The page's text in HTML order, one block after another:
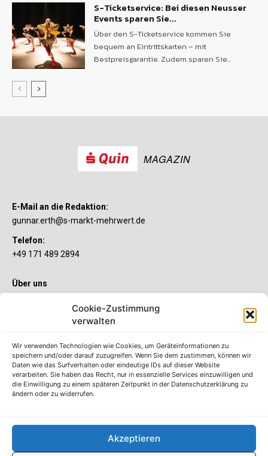
Cookie-Zustimmung
verwalten
Wir verwenden Technologien wie Cookies, um Geräteinformationen zu
speichern und/oder darauf zuzugreifen. Wenn Sie dem zustimmen, können wir
Daten wie das Surfverhalten oder eindeutige IDs auf dieser Website
verarbeiten. Sie haben das Recht, nur in essenzielle Services einzuwilligen und
die Einwilligung zu einem späteren Zeitpunkt in der Datenschutzerklärung zu
ändern oder zu widerrufen.
Akzeptieren
S-Ticketservice: Bei diesen Neusser
Events sparen Sie...
Über den S-Ticketservice kommen Sie
bequem an Eintrittskarten – mit
Bestpreisgarantie. Zudem sparen Sie...
MAGAZIN
E-Mail an die Redaktion:
gunnar.erth@s-markt-mehrwert.de
Telefon:
+49 171 489 2894
Über uns
Sie wollen mehr als ein gewöhnliches Girokonto? Dann ist unser
S-Quin Konto genau das Richtige für Sie. Die beiden
etliche Inklusivleistungen. Im S-Quin Magazin erfahren Sie
immer, was es Neues gibt.
Die S-Quin Kontomodelle
Erklärung zur Barrierefreiheit